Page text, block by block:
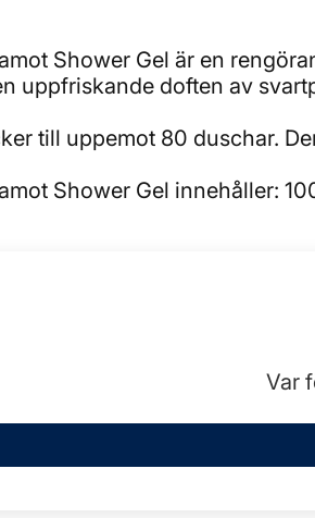
Shower Gel är en
uppfriskande doften av
till uppemot 80 duschar.
Shower Gel innehåller:
Var